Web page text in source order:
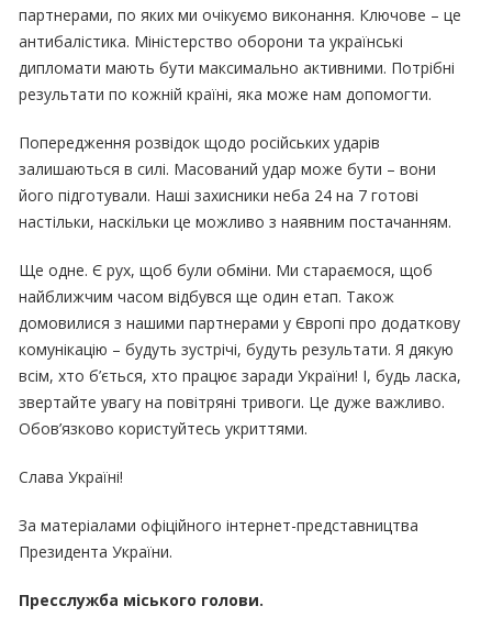
партнерами, по яких ми очікуємо виконання. Ключове – це
антибалістика. Міністерство оборони та українські
дипломати мають бути максимально активними. Потрібні
результати по кожній країні, яка може нам допомогти.
Попередження розвідок щодо російських ударів
залишаються в силі. Масований удар може бути – вони
його підготували. Наші захисники неба 24 на 7 готові
настільки, наскільки це можливо з наявним постачанням.
Ще одне. Є рух, щоб були обміни. Ми стараємося, щоб
найближчим часом відбувся ще один етап. Також
домовилися з нашими партнерами у Європі про додаткову
комунікацію – будуть зустрічі, будуть результати. Я дякую
всім, хто б’ється, хто працює заради України! І, будь ласка,
звертайте увагу на повітряні тривоги. Це дуже важливо.
Обов’язково користуйтесь укриттями.
Слава Україні!
За матеріалами офіційного інтернет-представництва
Президента України.
Пресслужба міського голови.